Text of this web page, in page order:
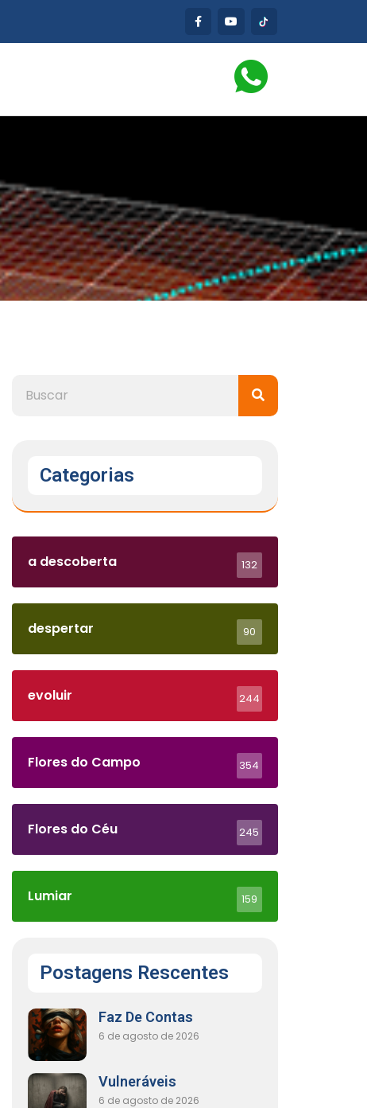
Categorias
a descoberta 132
despertar 90
evoluir 244
Flores do Campo 354
Flores do Céu 245
Lumiar 159
Postagens Rescentes
Faz De Contas
6 de agosto de 2026
Vulneráveis
6 de agosto de 2026